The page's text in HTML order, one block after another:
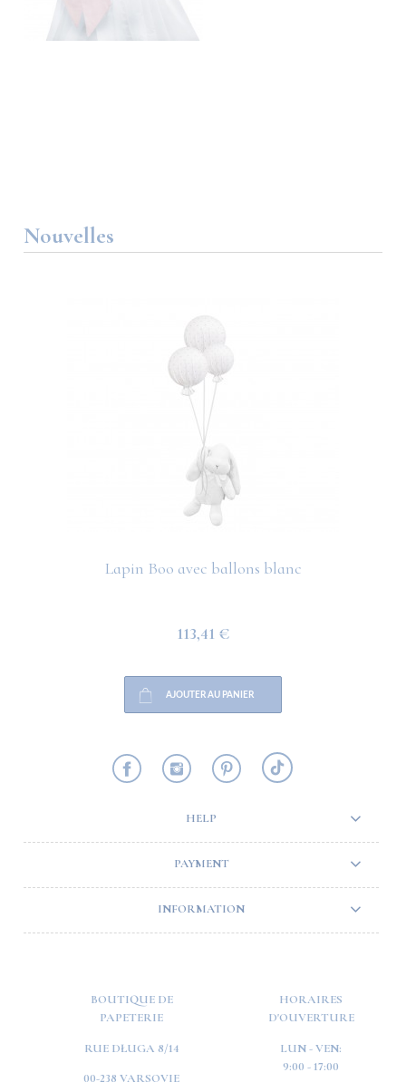
Nouvelles
Lapin Boo avec ballons blanc
113,41 €
AJOUTER AU PANIER
HELP
PAYMENT
INFORMATION
BOUTIQUE DE
PAPETERIE
RUE DŁUGA 8/14
00-238 VARSOVIE
HORAIRES
D'OUVERTURE
LUN - VEN:
9:00 - 17:00